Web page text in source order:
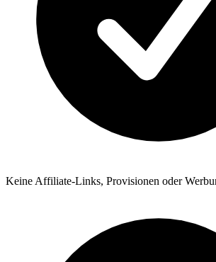
Keine Affiliate-Links, Provisionen oder